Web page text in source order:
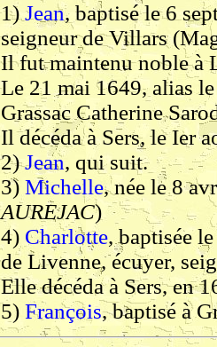
1)Jean, baptisé le 6
seigneur de Villars
Il fut maintenu noble à
Le 21 mai 1649, alias
Grassac Catherine
Il décéda à Sers, le Ier
2)Jean, qui suit.
3) Michelle, née le 8
AUREJAC)
4) Charlotte, baptisée
de Livenne, écuyer,
Elle décéda à Sers, en
5) François, baptisé à